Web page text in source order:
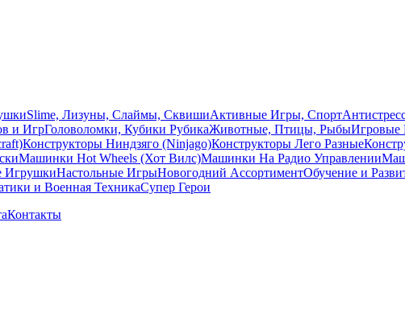
Slime, Лизуны, Слаймы, СквишиАктивные Игры, Спорт
и ИгрГоловоломки, Кубики РубикаЖивотные, Птицы, РыбыИгровые
Конструкторы Ниндзяго (Ninjago)Конструкторы Лего Разные
Машинки Hot Wheels (Хот Вилс)Машинки На Радио Управлении
ИгрушкиНастольные ИгрыНовогодний АссортиментОбучение и
и Военная ТехникаСупер Герои
Контакты